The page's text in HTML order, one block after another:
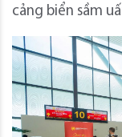
cảng biển sầm